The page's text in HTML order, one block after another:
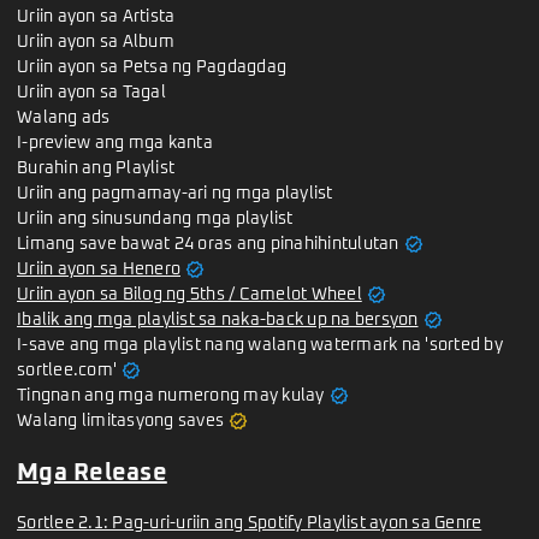
Uriin ayon sa Artista
Uriin ayon sa Album
Uriin ayon sa Petsa ng Pagdagdag
Uriin ayon sa Tagal
Walang ads
I-preview ang mga kanta
Burahin ang Playlist
Uriin ang pagmamay-ari ng mga playlist
Uriin ang sinusundang mga playlist
Limang save bawat 24 oras ang pinahihintulutan verified
Uriin ayon sa Henero verified
Uriin ayon sa Bilog ng 5ths / Camelot Wheel verified
Ibalik ang mga playlist sa naka-back up na bersyon verified
I-save ang mga playlist nang walang watermark na 'sorted by
sortlee.com' verified
Tingnan ang mga numerong may kulay verified
Walang limitasyong saves verified
Mga Release
Sortlee 2.1: Pag-uri-uriin ang Spotify Playlist ayon sa Genre